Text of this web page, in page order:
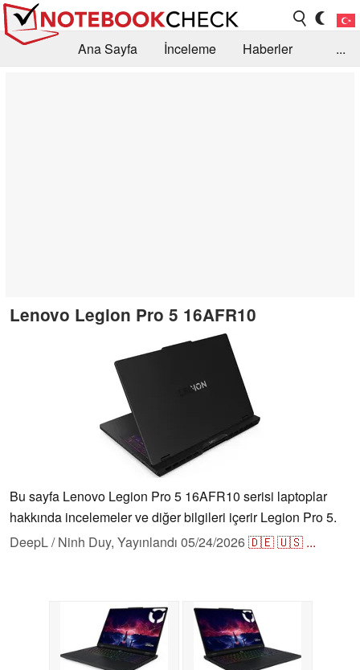
Ana Sayfa İnceleme
Haberler
...
Lenovo Legion Pro 5 16AFR10
Bu sayfa Lenovo Legion Pro 5 16AFR10 serisi laptoplar
hakkında incelemeler ve diğer bilgileri içerir Legion Pro 5.
DeepL / Ninh Duy, Yayınlandı 05/24/2026🇩🇪🇺🇸 ...